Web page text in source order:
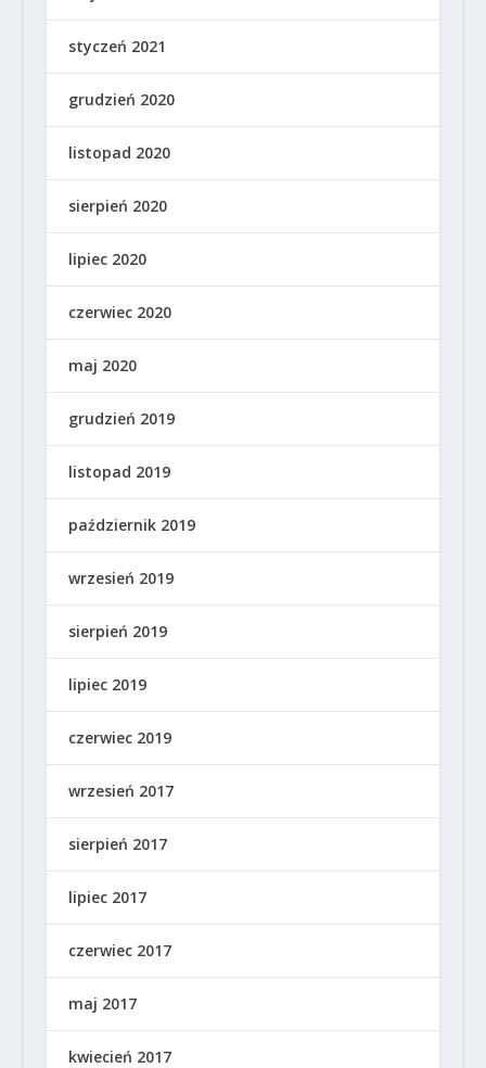
styczeń 2021
grudzień 2020
listopad 2020
sierpień 2020
lipiec 2020
czerwiec 2020
maj 2020
grudzień 2019
listopad 2019
październik 2019
wrzesień 2019
sierpień 2019
lipiec 2019
czerwiec 2019
wrzesień 2017
sierpień 2017
lipiec 2017
czerwiec 2017
maj 2017
kwiecień 2017